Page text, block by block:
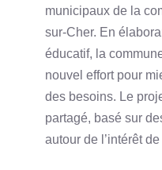
municipaux de la
sur-Cher. En
éducatif, la
nouvel effort pour
des besoins. Le
partagé, basé sur
autour de l’intérêt de